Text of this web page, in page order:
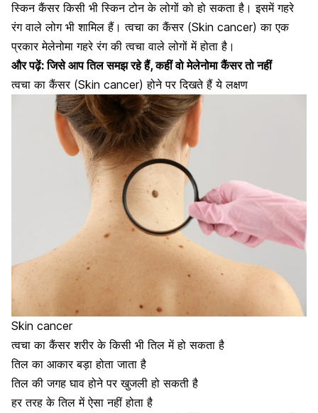
स्किन कैंसर किसी भी स्किन टोन के लोगों को हो सकता है। इसमें गहरे
रंग वाले लोग भी शामिल हैं। त्वचा का कैंसर (Skin cancer) का एक
प्रकार मेलेनोमा गहरे रंग की त्वचा वाले लोगों में होता है।
और पढ़ें:जिसे आप तिल समझ रहे हैं, कहीं वो मेलेनोमा कैंसर तो नहीं
त्वचा का कैंसर (Skin cancer) होने पर दिखते हैं ये लक्षण
Skin cancer
त्वचा का कैंसर ​शरीर के किसी भी तिल में हो सकता है
तिल का आकार बड़ा होता जाता है
तिल की जगह घाव होने पर खुजली हो सकती है
हर तरह के तिल में ऐसा नहीं होता है